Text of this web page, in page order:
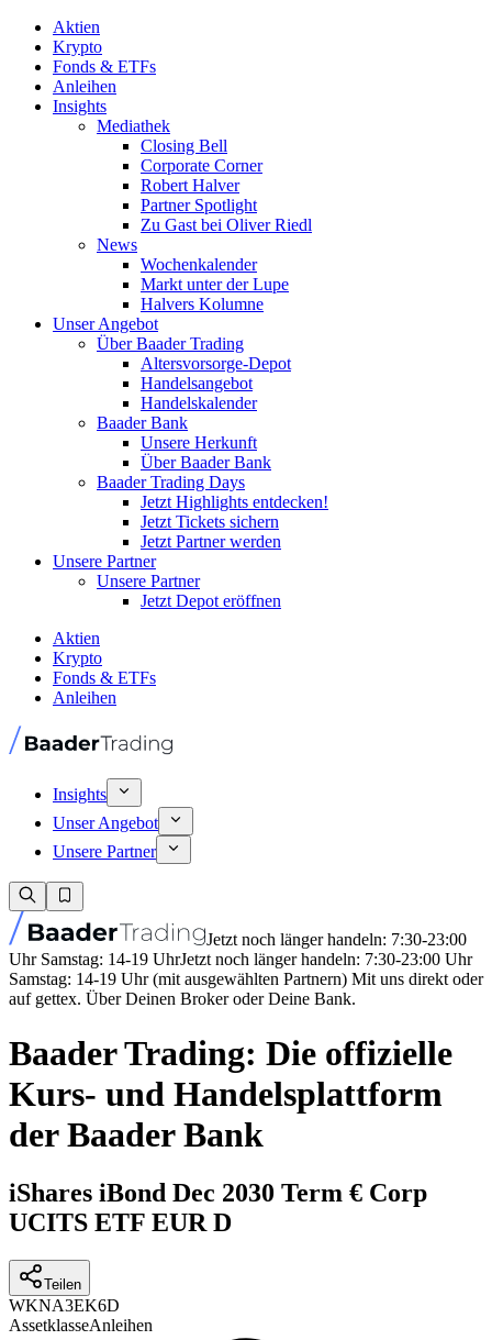
Aktien
Krypto
Fonds & ETFs
Anleihen
Insights
Mediathek
Closing Bell
Corporate Corner
Robert Halver
Partner Spotlight
Zu Gast bei Oliver Riedl
News
Wochenkalender
Markt unter der Lupe
Halvers Kolumne
Unser Angebot
Über Baader Trading
Altersvorsorge-Depot
Handelsangebot
Handelskalender
Baader Bank
Unsere Herkunft
Über Baader Bank
Baader Trading Days
Jetzt Highlights entdecken!
Jetzt Tickets sichern
Jetzt Partner werden
Unsere Partner
Unsere Partner
Jetzt Depot eröffnen
Aktien
Krypto
Fonds & ETFs
Anleihen
Insights
Unser Angebot
Unsere Partner
Jetzt noch länger handeln: 7:30-23:00
Uhr Samstag: 14-19 UhrJetzt noch länger handeln: 7:30-23:00 Uhr
Samstag: 14-19 Uhr (mit ausgewählten Partnern) Mit uns direkt oder
auf gettex. Über Deinen Broker oder Deine Bank.
Baader Trading: Die offizielle
Kurs- und Handelsplattform
der Baader Bank
iShares iBond Dec 2030 Term € Corp
UCITS ETF EUR D
Teilen
WKNA3EK6D
AssetklasseAnleihen